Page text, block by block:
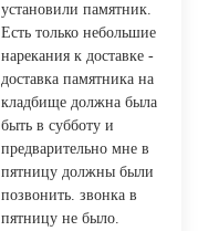
установили памятник.
Есть только небольшие
нарекания к доставке -
доставка памятника на
кладбище должна была
быть в субботу и
предварительно мне в
пятницу должны были
позвонить. звонка в
пятницу не было.